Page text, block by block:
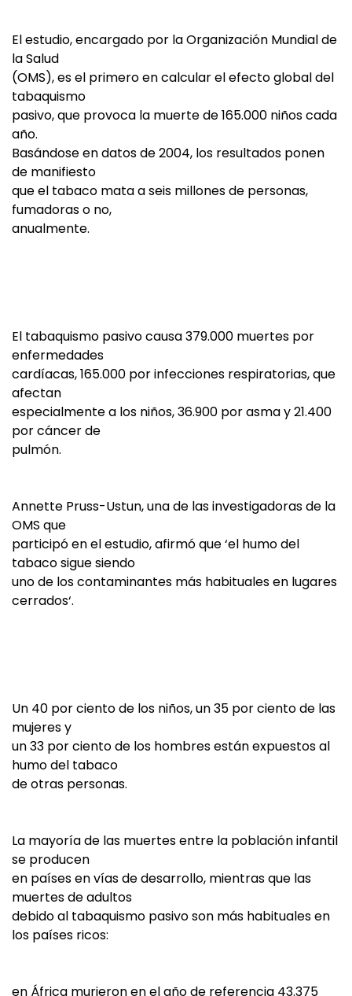
El estudio, encargado por la Organización Mundial de
la Salud
(OMS), es el primero en calcular el efecto global del
tabaquismo
pasivo, que provoca la muerte de 165.000 niños cada
año.
Basándose en datos de 2004, los resultados ponen
de manifiesto
que el tabaco mata a seis millones de personas,
fumadoras o no,
anualmente.
El tabaquismo pasivo causa 379.000 muertes por
enfermedades
cardíacas, 165.000 por infecciones respiratorias, que
afectan
especialmente a los niños, 36.900 por asma y 21.400
por cáncer de
pulmón.
Annette Pruss-Ustun, una de las investigadoras de la
OMS que
participó en el estudio, afirmó que ‘el humo del
tabaco sigue siendo
uno de los contaminantes más habituales en lugares
cerrados‘.
Un 40 por ciento de los niños, un 35 por ciento de las
mujeres y
un 33 por ciento de los hombres están expuestos al
humo del tabaco
de otras personas.
La mayoría de las muertes entre la población infantil
se producen
en países en vías de desarrollo, mientras que las
muertes de adultos
debido al tabaquismo pasivo son más habituales en
los países ricos:
en África murieron en el año de referencia 43.375